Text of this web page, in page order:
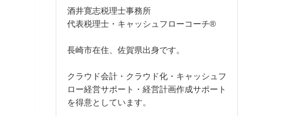
酒井寛志税理士事務所
代表税理士・キャッシュフローコーチ®
長崎市在住、佐賀県出身です。
クラウド会計・クラウド化・キャッシュフ
ロー経営サポート・経営計画作成サポート
を得意としています。